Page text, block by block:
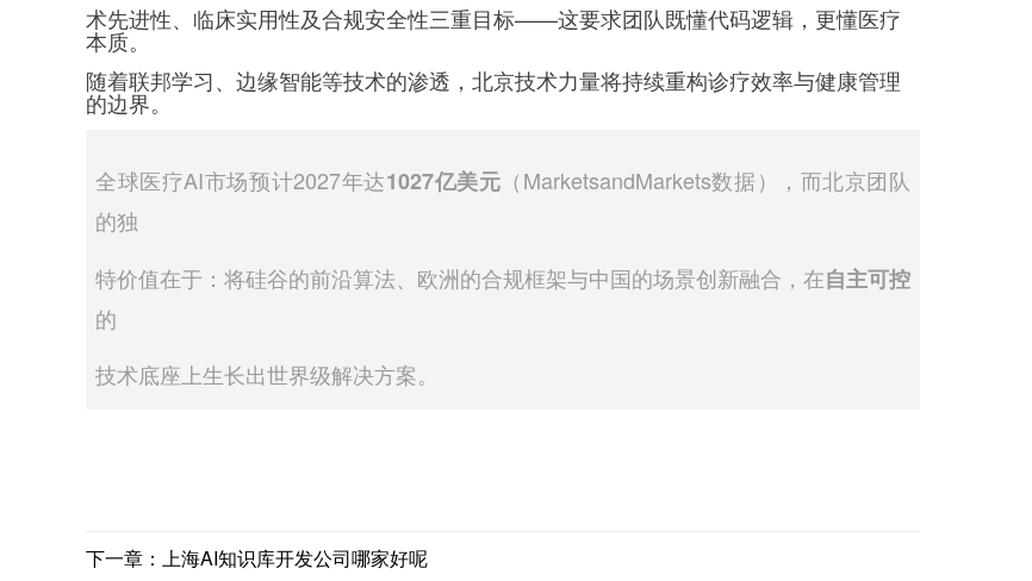
术先进性、临床实用性及合规安全性三重目标——这要求团队既懂代码逻辑，更懂医疗
本质。
随着联邦学习、边缘智能等技术的渗透，北京技术力量将持续重构诊疗效率与健康管理
的边界。
全球医疗AI市场预计2027年达1027亿美元 （MarketsandMarkets数据），而北京团队
的独
特价值在于：将硅谷的前沿算法、欧洲的合规框架与中国的场景创新融合，在自主可控
的
技术底座上生长出世界级解决方案。
下一章：上海AI知识库开发公司哪家好呢